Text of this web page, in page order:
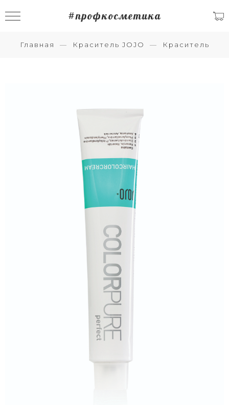
#профкосметика
Главная Краситель JOJO Краситель